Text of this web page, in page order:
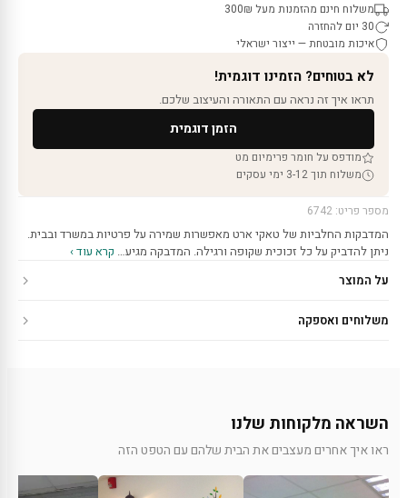
משלוח חינם מהזמנות מעל 300₪
30 יום להחזרה
איכות מובטחת — ייצור ישראלי
לא בטוחים? הזמינו דוגמית!
תראו איך זה נראה עם התאורה והעיצוב שלכם.
הזמן דוגמית
מודפס על חומר פרימיום מט
משלוח תוך 3-12 ימי עסקים
מספר פריט: 6742
המדבקות החלביות של טאקי ארט מאפשרות שמירה על פרטיות במשרד ובבית.
ניתן להדביק על כל זכוכית שקופה ורגילה. המדבקה מגיע… קרא עוד ›
על המוצר
משלוחים ואספקה
השראה מלקוחות שלנו
ראו איך אחרים מעצבים את הבית שלהם עם הטפט הזה